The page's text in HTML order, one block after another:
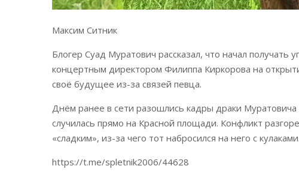
Максим Ситник
Блогер Суад Муратович рассказал, что начал получать
концертным директором Филиппа Киркорова на
своё будущее из-за связей певца.
Днём ранее в сети разошлись кадры драки
случилась прямо на Красной площади. Конфликт
«сладким», из-за чего тот набросился на него с кулаками.
https://t.me/spletnik2006/44628